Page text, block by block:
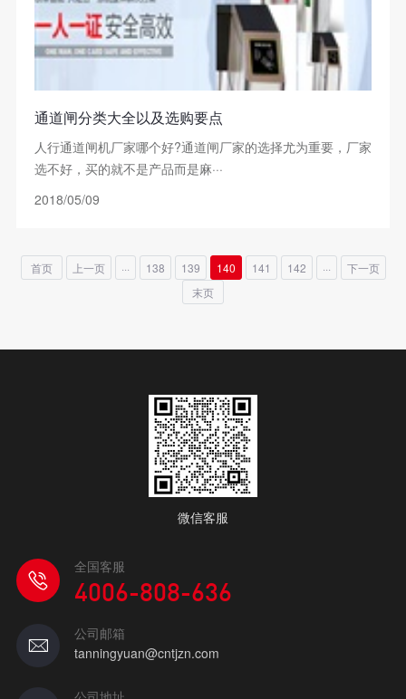
通道闸分类大全以及选购要点
人行通道闸机厂家哪个好?通道闸厂家的选择尤为重要，厂家
选不好，买的就不是产品而是麻···
2018/05/09
首页 上一页 ··· 138 139 140 141 142 ···
下一页
末页
微信客服
全国客服
4006-808-636
公司邮箱
tanningyuan@cntjzn.com